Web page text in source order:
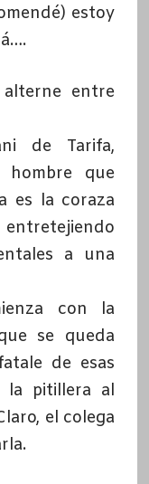
estoy
entre
de Tarifa,
que
es la coraza
a una
con la
se queda
de esas
la pitillera al
el colega